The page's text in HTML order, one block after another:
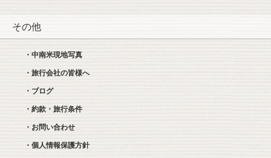
その他
・中南米現地写真
・旅行会社の皆様へ
・ブログ
・約款・旅行条件
・お問い合わせ
・個人情報保護方針